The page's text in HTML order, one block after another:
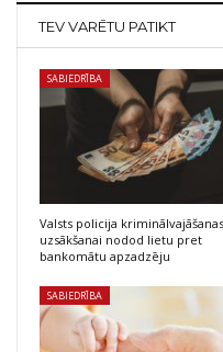
TEV VARĒTU PATIKT
SABIEDRĪBA
Valsts policija kriminālvajāšanas
uzsākšanai nodod lietu pret
bankomātu apzadzēju
SABIEDRĪBA